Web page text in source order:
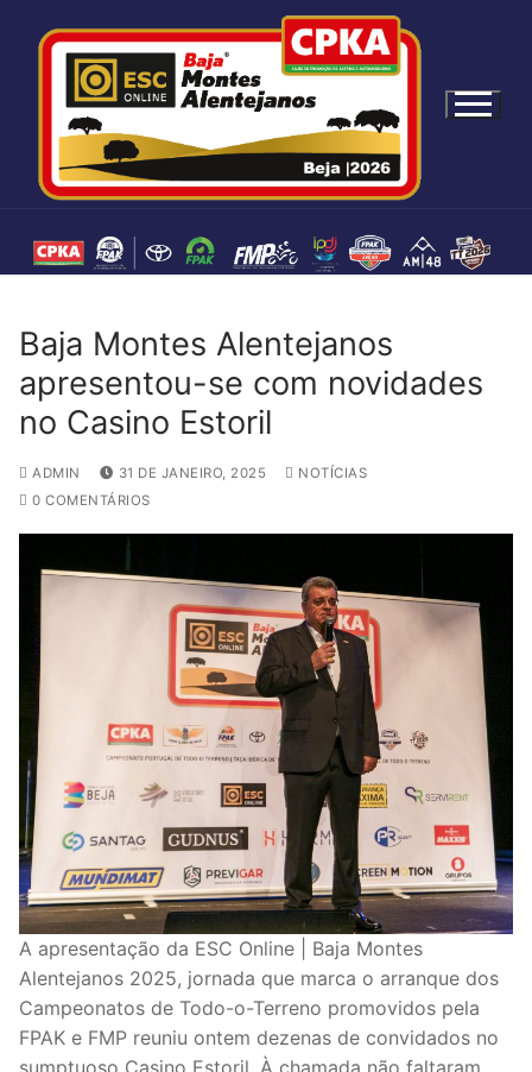
a
Baja Montes Alentejanos
apresentou-se com novidades
no Casino Estoril
ADMIN 31 DE JANEIRO, 2025
NOTÍCIAS
0 COMENTÁRIOS
A apresentação da ESC Online | Baja Montes
Alentejanos 2025, jornada que marca o arranque dos
Campeonatos de Todo-o-Terreno promovidos pela
FPAK e FMP reuniu ontem dezenas de convidados no